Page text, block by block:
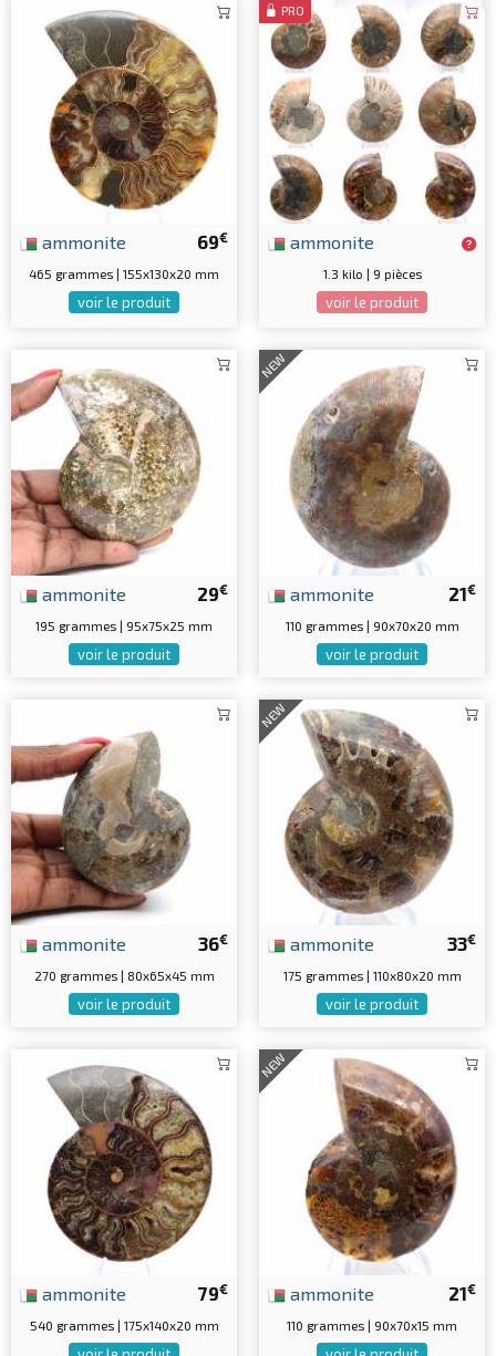
69€
ammonite
465 grammes | 155x130x20 mm
voir le produit
PRO
ammonite
1.3 kilo | 9 pièces
voir le produit
29€
ammonite
195 grammes | 95x75x25 mm
voir le produit
NEW
21€
ammonite
110 grammes | 90x70x20 mm
voir le produit
36€
ammonite
270 grammes | 80x65x45 mm
voir le produit
NEW
33€
ammonite
175 grammes | 110x80x20 mm
voir le produit
79€
ammonite
540 grammes | 175x140x20 mm
NEW
21€
ammonite
110 grammes | 90x70x15 mm